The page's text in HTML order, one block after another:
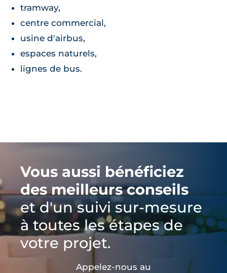
tramway,
centre commercial,
usine d'airbus,
espaces naturels,
lignes de bus.
Vous aussi bénéficiez
des meilleurs conseils
et d'un suivi sur-mesure
à toutes les étapes de
votre projet.
Appelez-nous au